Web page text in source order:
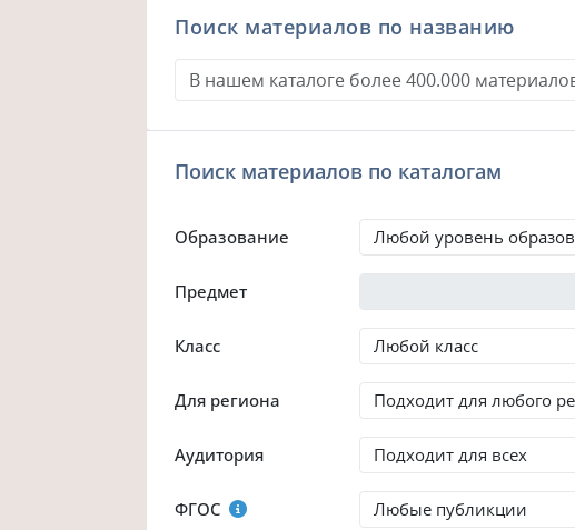
Поиск материалов по названию
Поиск материалов по каталогам
Образование
Предмет
Класс
Для региона
Аудитория
ФГОС